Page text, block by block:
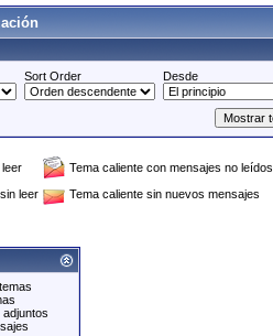
Sort Order Desde
leer
Tema caliente con mensajes no leídos
leer
Tema caliente sin nuevos mensajes